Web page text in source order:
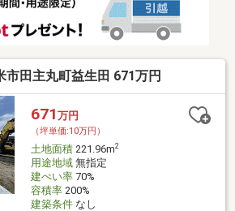
市田主丸町益生田 671万円
671 万円
（坪単価:10万円）
土地面積221.96m2
用途地域無指定
建ぺい率70%
容積率200%
建築条件なし